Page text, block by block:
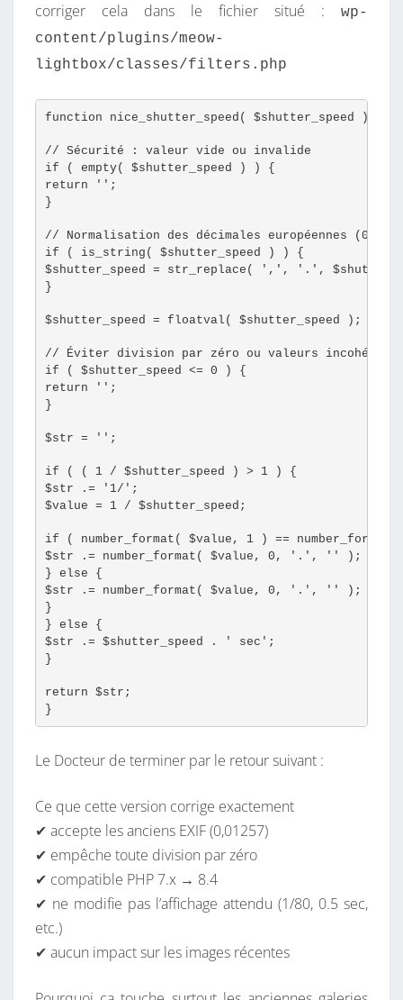
D
A
S
L
E
P
U
G
I
M
E
O
G
T
B
O
X
corriger cela dans le fichier situé :
wp-
content/plugins/meow-
lightbox/classes/filters.php
function nice_shutter_speed( $shutter_speed ) {
// Sécurité : valeur vide ou invalide
if ( empty( $shutter_speed ) ) {
return '';
}
// Normalisation des décimales européennes
if ( is_string( $shutter_speed ) ) {
$shutter_speed = str_replace( ',', '.',
}
$shutter_speed = floatval( $shutter_speed );
// Éviter division par zéro ou valeurs
if ( $shutter_speed <= 0 ) {
return '';
}
$str = '';
if ( ( 1 / $shutter_speed ) > 1 ) {
$str .= '1/';
$value = 1 / $shutter_speed;
if ( number_format( $value, 1 ) ==
$str .= number_format( $value, 0, '.', '' );
} else {
$str .= number_format( $value, 0, '.', '' );
}
} else {
$str .= $shutter_speed . ' sec';
}
return $str;
Le Docteur de terminer par le retour suivant :
Ce que cette version corrige exactement
✔ accepte les anciens EXIF (0,01257)
✔ empêche toute division par zéro
✔ compatible PHP 7.x → 8.4
✔ ne modifie pas l’affichage attendu (1/80, 0.5 sec,
etc.)
✔ aucun impact sur les images récentes